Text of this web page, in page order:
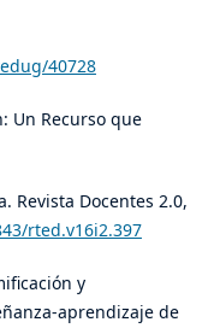
40728
Un Recurso que
Revista Docentes 2.0,
rted.v16i2.397
y
aprendizaje de